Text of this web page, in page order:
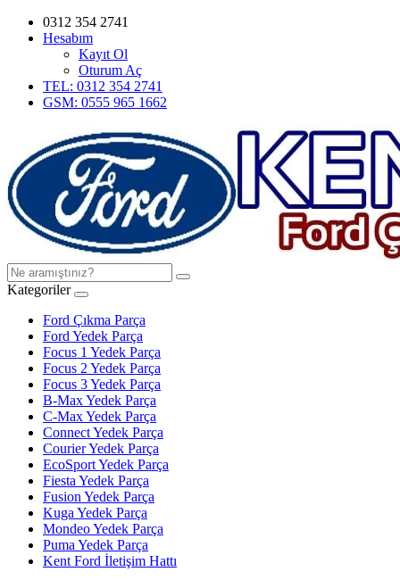
0312 354 2741
Hesabım
Kayıt Ol
Oturum Aç
TEL: 0312 354 2741
GSM: 0555 965 1662
Kategoriler
Ford Çıkma Parça
Ford Yedek Parça
Focus 1 Yedek Parça
Focus 2 Yedek Parça
Focus 3 Yedek Parça
B-Max Yedek Parça
C-Max Yedek Parça
Connect Yedek Parça
Courier Yedek Parça
EcoSport Yedek Parça
Fiesta Yedek Parça
Fusion Yedek Parça
Kuga Yedek Parça
Mondeo Yedek Parça
Puma Yedek Parça
Kent Ford İletişim Hattı